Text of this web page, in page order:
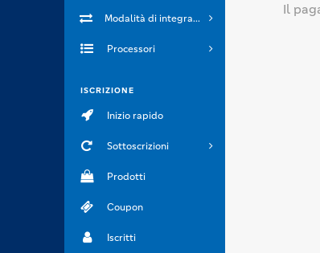
Modalità di integrazione
Processori
ISCRIZIONE
Inizio rapido
Sottoscrizioni
Prodotti
Coupon
Iscritti
Il